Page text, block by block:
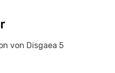
von Disgaea 5